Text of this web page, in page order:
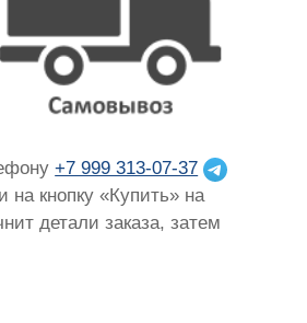
+7 999 313-07-37
на кнопку «Купить» на
детали заказа, затем